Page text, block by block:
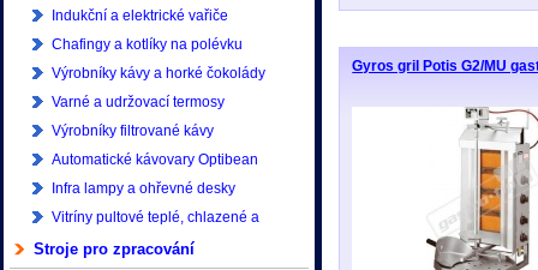
Indukční a elektrické vařiče
Chafingy a kotlíky na polévku
Výrobníky kávy a horké čokolády
Varné a udržovací termosy
Výrobníky filtrované kávy
Automatické kávovary Optibean
Infra lampy a ohřevné desky
Vitríny pultové teplé, chlazené a
mrazící
Stroje pro zpracování
Gyros gril Potis G2/MU